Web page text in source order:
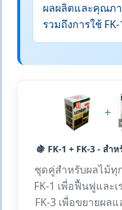
ผลผลิตและคุณภ
รวมถึงการใช้
+
🍇 FK-1 + FK-3 - สำ
ชุดคู่สำหรับผลไม้ทุ
FK-1 เพื่อฟื้นฟูและ
FK-3 เพื่อขยายผล